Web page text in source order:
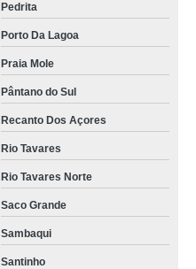
Pedrita
Porto Da Lagoa
Praia Mole
Pântano do Sul
Recanto Dos Açores
Rio Tavares
Rio Tavares Norte
Saco Grande
Sambaqui
Santinho